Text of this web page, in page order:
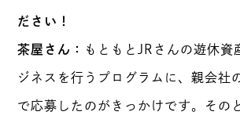
ださい！
茶屋さん： もともとJRさんの遊休資
ジネスを行うプログラムに、親会社
で応募したのがきっかけです。その